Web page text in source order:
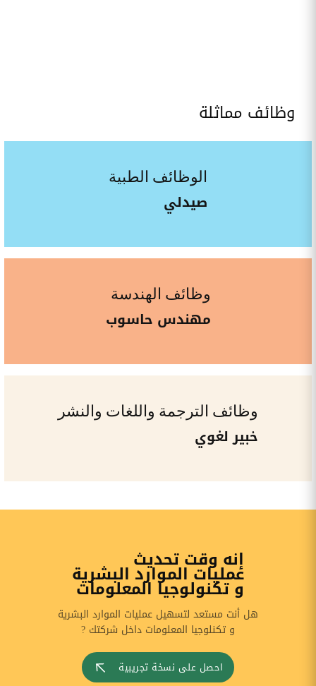
وظائف مماثلة
الوظائف الطبية
صيدلي
وظائف الهندسة
مهندس حاسوب
وظائف الترجمة واللغات والنشر
خبير لغوي
إنه وقت تحديث
عمليات الموارد البشرية
و تكنولوجيا المعلومات
هل أنت مستعد لتسهيل عمليات الموارد البشرية
و تكنلوجيا المعلومات داخل شركتك ?
احصل على نسخة تجريبية